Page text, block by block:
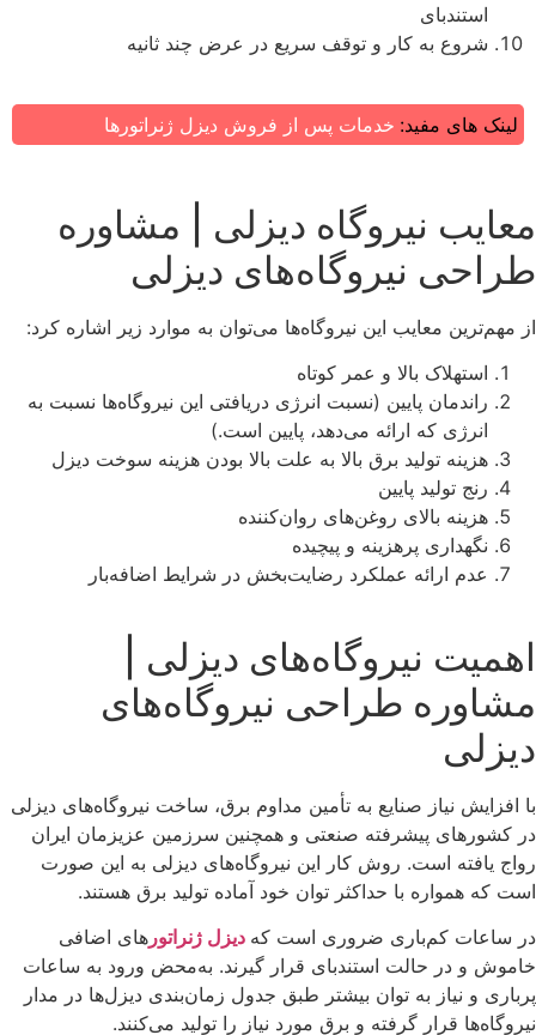
استندبای
شروع به کار و توقف سریع در عرض چند ثانیه
لینک های مفید: خدمات پس از فروش دیزل ژنراتورها
معایب نیروگاه دیزلی | مشاوره
طراحی نیروگاه‌های دیزلی
از مهم‌ترین معایب این نیروگاه‌ها می‌توان به موارد زیر اشاره کرد:
استهلاک بالا و عمر کوتاه
راندمان پایین (نسبت انرژی دریافتی این نیروگاه‌ها نسبت به
انرژی که ارائه می‌دهد، پایین است.)
هزینه تولید برق بالا به علت بالا بودن هزینه سوخت دیزل
رنج تولید پایین
هزینه بالای روغن‌های روان‌کننده
نگهداری پرهزینه و پیچیده
عدم ارائه عملکرد رضایت‌بخش در شرایط اضافه‌بار
اهمیت نیروگاه‌های دیزلی |
مشاوره طراحی نیروگاه‌های
دیزلی
با افزایش نیاز صنایع به تأمین مداوم برق، ساخت نیروگاه‌های دیزلی
در کشورهای پیشرفته صنعتی و همچنین سرزمین عزیزمان ایران
رواج یافته است. روش کار این نیروگاه‌های دیزلی به این صورت
است که همواره با حداکثر توان خود آماده تولید برق هستند.
در ساعات کم‌باری ضروری است که دیزل‌ ژنراتور های اضافی
خاموش و در حالت استندبای قرار گیرند. به‌محض ورود به ساعات
پرباری و نیاز به توان بیشتر طبق جدول زمان‌بندی دیزل‌ها در مدار
نیروگاه‌ها قرار گرفته و برق مورد نیاز را تولید می‌کنند.